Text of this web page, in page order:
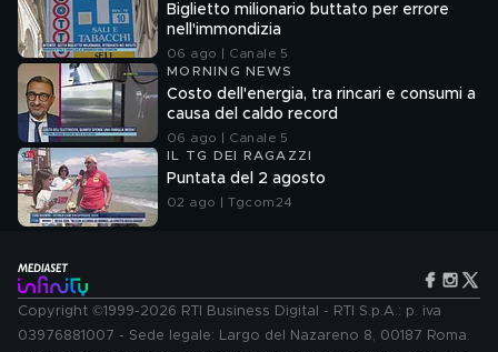
Biglietto milionario buttato per errore
nell'immondizia
06 ago | Canale 5
MORNING NEWS
Costo dell'energia, tra rincari e consumi a
causa del caldo record
06 ago | Canale 5
IL TG DEI RAGAZZI
Puntata del 2 agosto
02 ago | Tgcom24
Copyright ©1999-2026 RTI Business Digital - RTI S.p.A.: p. iva
03976881007 - Sede legale: Largo del Nazareno 8, 00187 Roma.